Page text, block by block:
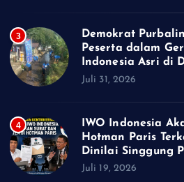
3
Demokrat
Peserta dalam
Indonesia Asri di
Juli 31, 2026
4
IWO Indonesia
Hotman Paris
Dinilai Singgung
Juli 19, 2026